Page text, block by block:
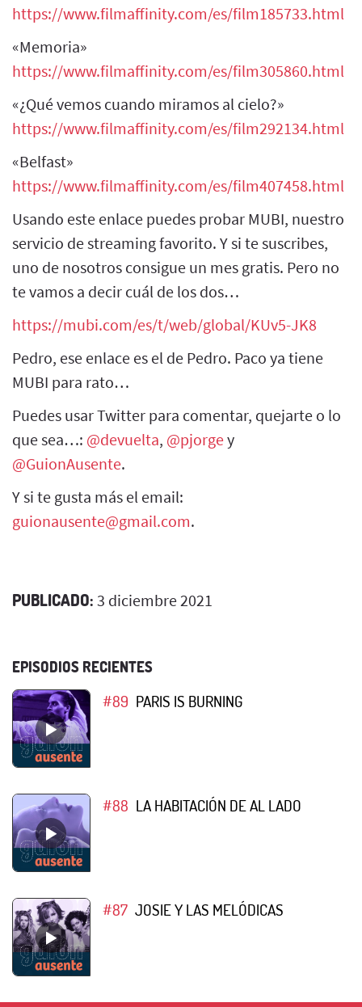
https://www.filmaffinity.com/es/film185733.html
«Memoria»
https://www.filmaffinity.com/es/film305860.html
«¿Qué vemos cuando miramos al cielo?»
https://www.filmaffinity.com/es/film292134.html
«Belfast»
https://www.filmaffinity.com/es/film407458.html
Usando este enlace puedes probar MUBI, nuestro
servicio de streaming favorito. Y si te suscribes,
uno de nosotros consigue un mes gratis. Pero no
te vamos a decir cuál de los dos…
https://mubi.com/es/t/web/global/KUv5-JK8
Pedro, ese enlace es el de Pedro. Paco ya tiene
MUBI para rato…
Puedes usar Twitter para comentar, quejarte o lo
que sea…: @devuelta, @pjorgey
@GuionAusente.
Y si te gusta más el email:
guionausente@gmail.com.
PUBLICADO: 3 diciembre 2021
EPISODIOS RECIENTES
#89 PARIS IS BURNING
#88 LA HABITACIÓN DE AL LADO
#87 JOSIE Y LAS MELÓDICAS